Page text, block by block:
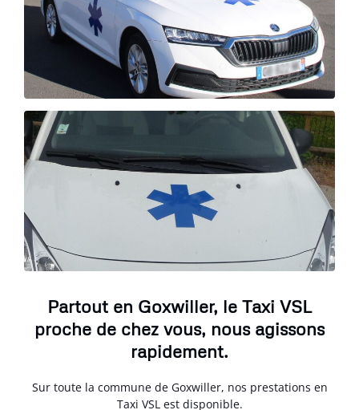
Partout en Goxwiller, le Taxi VSL
proche de chez vous, nous agissons
rapidement.
Sur toute la commune de Goxwiller, nos prestations en
Taxi VSL est disponible.